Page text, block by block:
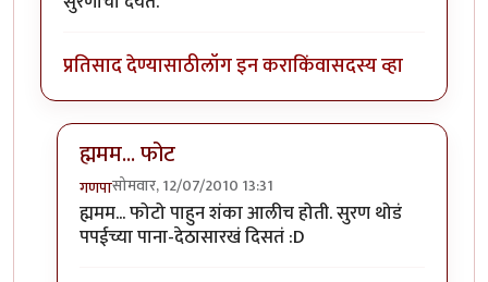
प्रतिसाद देण्यासाठीलॉग इन कराकिंवासदस्य व्हा
ह्ममम... फोट
गणपासोमवार, 12/07/2010 13:31
In reply toसहज हाbyजागु
ह्ममम... फोटो पाहुन शंका आलीच होती. सुरण थोडं
पपईच्या पाना-देठासारखं दिसतं :D